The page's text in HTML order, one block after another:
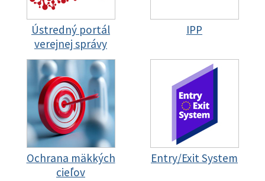
Ústredný portál
verejnej správy
IPP
Ochrana mäkkých
cieľov
Entry/Exit System